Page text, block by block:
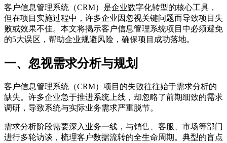
客户信息管理系统（CRM）是企业数字化转型的核心工具，
但在项目实施过程中，许多企业因忽视关键问题而导致项目失
败或效果不佳。本文将揭示客户信息管理系统项目中必须避免
的5大误区，帮助企业规避风险，确保项目成功落地。
一、忽视需求分析与规划
客户信息管理系统（CRM）项目的失败往往始于需求分析的
缺失。许多企业急于推进系统上线，却忽略了前期细致的需求
调研，导致系统与实际业务需求严重脱节。
需求分析阶段需要深入业务一线，与销售、客服、市场等部门
进行多轮访谈，梳理客户数据流转的全生命周期。典型的盲点